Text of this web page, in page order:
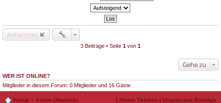
Antworten
3 Beiträge • Seite 1 von 1
Gehe zu
WER IST ONLINE?
Mitglieder in diesem Forum: 0 Mitglieder und 16 Gäste
Portal Foren-Übersicht | Aktive Themen | Ungelesene Beiträge